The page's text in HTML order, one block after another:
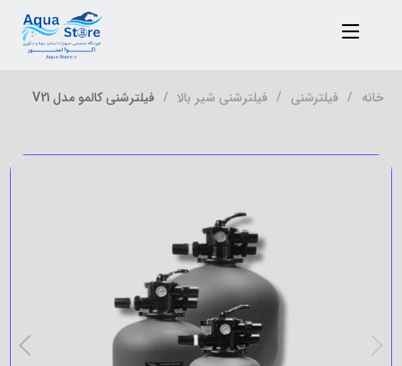
خانه فیلترشنی فیلترشنی شیر بالا فیلترشنی کالمو مدل V21